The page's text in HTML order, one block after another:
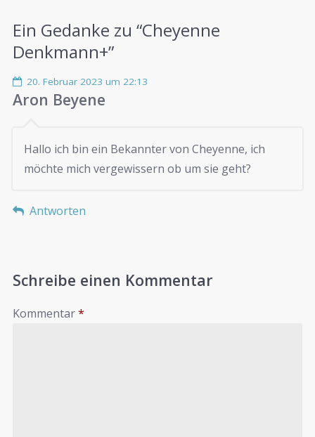
Ein Gedanke zu “Cheyenne
Denkmann+”
20. Februar 2023 um 22:13
Aron Beyene
Hallo ich bin ein Bekannter von Cheyenne, ich
möchte mich vergewissern ob um sie geht?
Antworten
Schreibe einen Kommentar
Kommentar*